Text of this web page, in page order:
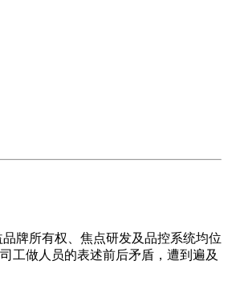
牌所有权、焦点研发及品控系统均位
工做人员的表述前后矛盾，遭到遍及